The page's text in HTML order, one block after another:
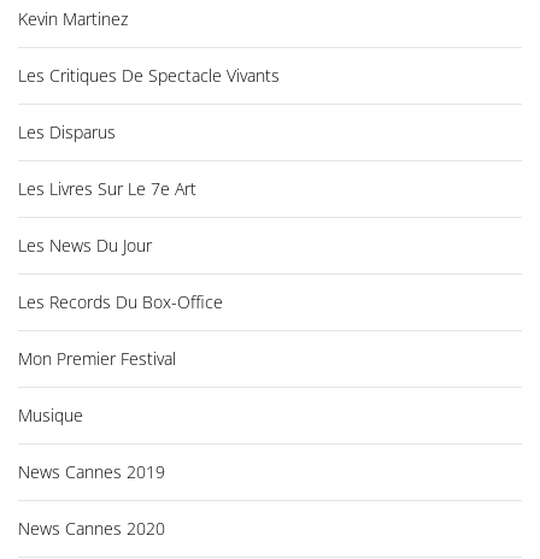
Kevin Martinez
Les Critiques De Spectacle Vivants
Les Disparus
Les Livres Sur Le 7e Art
Les News Du Jour
Les Records Du Box-Office
Mon Premier Festival
Musique
News Cannes 2019
News Cannes 2020